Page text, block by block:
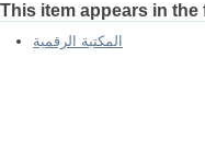
This item appears in
المكتبة الرقمية